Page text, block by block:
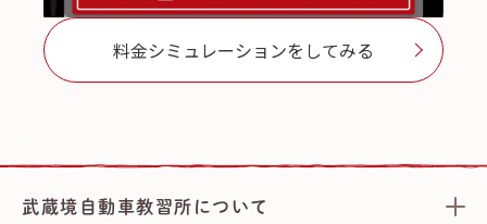
料金シミュレーションをしてみる
武蔵境自動車教習所について